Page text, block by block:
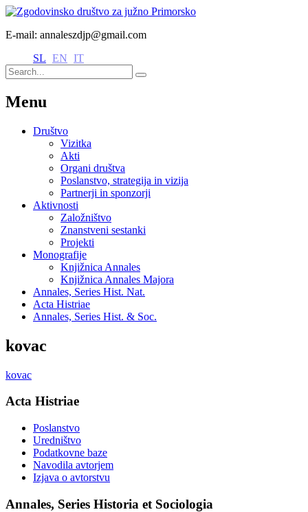
E-mail: annaleszdjp@gmail.com
SL EN IT
Menu
Društvo
Vizitka
Akti
Organi društva
Poslanstvo, strategija in vizija
Partnerji in sponzorji
Aktivnosti
Založništvo
Znanstveni sestanki
Projekti
Monografije
Knjižnica Annales
Knjižnica Annales Majora
Annales, Series Hist. Nat.
Acta Histriae
Annales, Series Hist. & Soc.
kovac
kovac
Acta Histriae
Poslanstvo
Uredništvo
Podatkovne baze
Navodila avtorjem
Izjava o avtorstvu
Annales, Series Historia et Sociologia